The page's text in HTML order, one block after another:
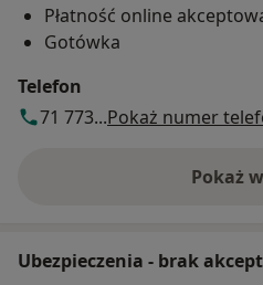
Płatność online
Gotówka
Telefon
71 773...Pokaż numer
Pokaż
Ubezpieczenia - brak